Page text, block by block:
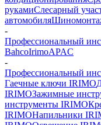
рукамиСлесарный
автомобиля
-
Профессиональный
BahcoIrimoAPAC
-
Профессиональный
Гаечные ключи IRIMO
IRIMOЗажимные
инструменты IRIMO
IRIMOНапильники